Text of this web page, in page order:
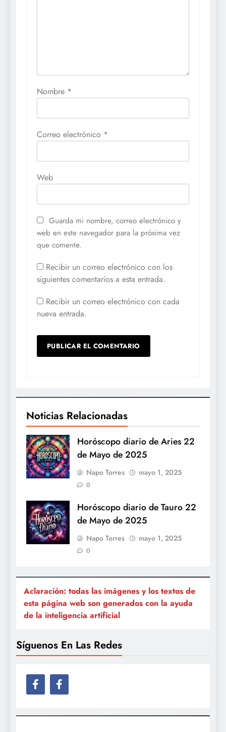
Nombre *
Correo electrónico *
Web
Guarda mi nombre, correo electrónico y
web en este navegador para la próxima vez
que comente.
Recibir un correo electrónico con los
siguientes comentarios a esta entrada.
Recibir un correo electrónico con cada
nueva entrada.
Noticias Relacionadas
Horóscopo diario de Aries 22
de Mayo de 2025
Napo Torres mayo 1, 2025
0
Horóscopo diario de Tauro 22
de Mayo de 2025
Napo Torres mayo 1, 2025
0
Aclaración: todas las imágenes y los textos de
esta página web son generados con la ayuda
de la inteligencia artificial
Síguenos En Las Redes